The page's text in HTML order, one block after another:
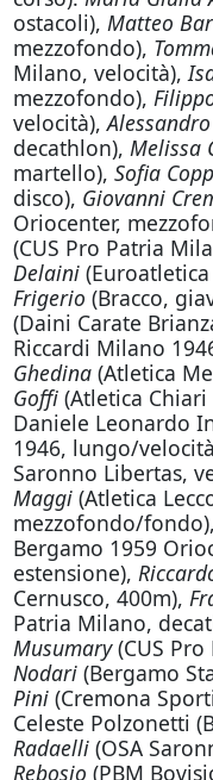
ostacoli), Matteo
mezzofondo),
Milano, velocità),
mezzofondo),
velocità),
decathlon), Melissa
martello), Sofia
disco), Giovanni
Oriocenter,
(CUS Pro Patria
Delaini(Euroatletica
Frigerio (Bracco,
(Daini Carate
Riccardi Milano
Ghedina(Atletica
Goffi(Atletica Chiari
Daniele Leonardo
1946, lungo/
Saronno Libertas,
Maggi(Atletica
mezzofondo/fondo),
Bergamo 1959
estensione),
Cernusco, 400m),
Patria Milano,
Musumary(CUS Pro
Nodari(Bergamo
Pini(Cremona
Celeste Polzonetti
Radaelli(OSA
Rebosio (PBM